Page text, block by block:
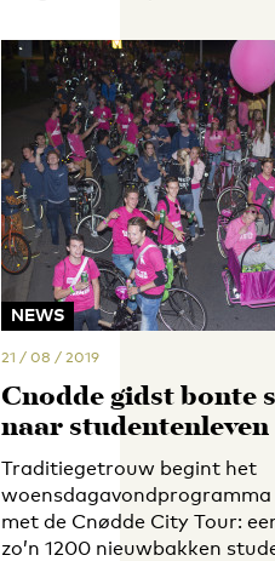
NEWS
21 / 08 / 2019
Cnødde gidst bonte
naar studentenleven
Traditiegetrouw begint het
woensdagavondprogramma
met de Cnødde City Tour:
zo’n 1200 nieuwbakken